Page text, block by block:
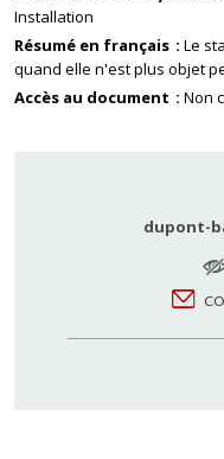
Installation
Résumé en français
Le
quand elle n'est plus objet
Accès au document
Non
dupont-